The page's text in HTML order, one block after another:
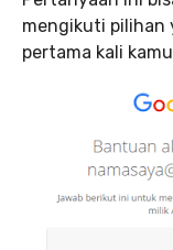
mengikuti pilihan
pertama kali